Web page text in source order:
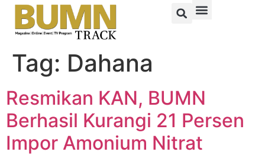
Tag: Dahana
Resmikan KAN, BUMN
Berhasil Kurangi 21 Persen
Impor Amonium Nitrat